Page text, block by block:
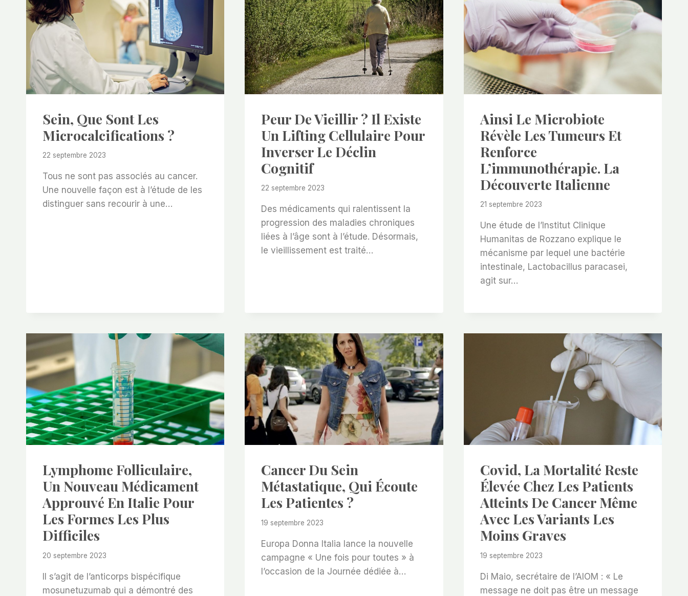
Sein, Que Sont Les
Microcalcifications ?
22 septembre 2023
Tous ne sont pas associés au cancer.
Une nouvelle façon est à l’étude de les
distinguer sans recourir à une…
Peur De Vieillir ? Il Existe
Un Lifting Cellulaire Pour
Inverser Le Déclin
Cognitif
22 septembre 2023
Des médicaments qui ralentissent la
progression des maladies chroniques
liées à l’âge sont à l’étude. Désormais,
le vieillissement est traité…
Ainsi Le Microbiote
Révèle Les Tumeurs Et
Renforce
L’immunothérapie. La
Découverte Italienne
21 septembre 2023
Une étude de l’Institut Clinique
Humanitas de Rozzano explique le
mécanisme par lequel une bactérie
intestinale, Lactobacillus paracasei,
agit sur…
Lymphome Folliculaire,
Un Nouveau Médicament
Approuvé En Italie Pour
Les Formes Les Plus
Difficiles
20 septembre 2023
Il s’agit de l’anticorps bispécifique
mosunetuzumab qui a démontré des
Cancer Du Sein
Métastatique, Qui Écoute
Les Patientes ?
19 septembre 2023
Europa Donna Italia lance la nouvelle
campagne « Une fois pour toutes » à
l’occasion de la Journée dédiée à…
Covid, La Mortalité Reste
Élevée Chez Les Patients
Atteints De Cancer Même
Avec Les Variants Les
Moins Graves
19 septembre 2023
Di Maio, secrétaire de l’AIOM : « Le
message ne doit pas être un message